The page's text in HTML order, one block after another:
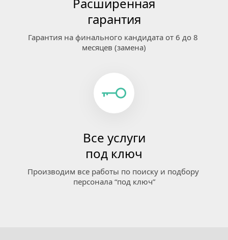
гарантия
Гарантия на финального кандидата от 6 до 8
месяцев (замена)
Все услуги
под ключ
Производим все работы по поиску и подбору
персонала “под ключ”